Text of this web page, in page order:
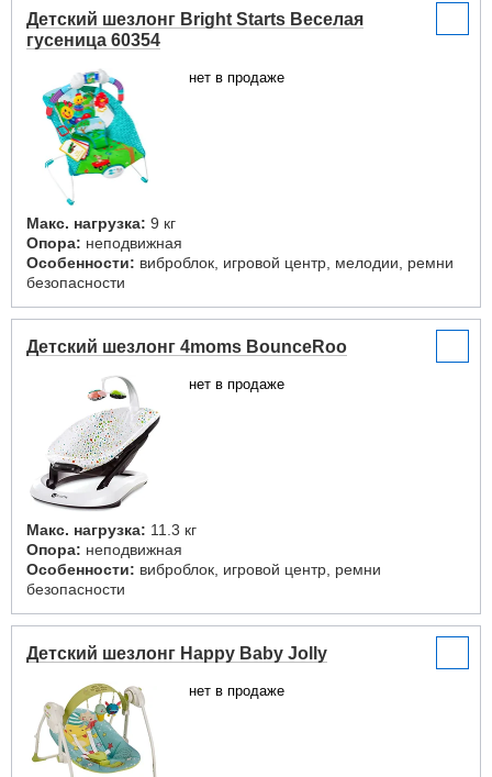
Детский шезлонг Bright Starts Веселая
гусеница 60354
нет в продаже
Макс. нагрузка: 9 кг
Опора: неподвижная
Особенности: виброблок, игровой центр, мелодии, ремни
безопасности
Детский шезлонг 4moms BounceRoo
нет в продаже
Макс. нагрузка: 11.3 кг
Опора: неподвижная
Особенности: виброблок, игровой центр, ремни
безопасности
Детский шезлонг Happy Baby Jolly
нет в продаже